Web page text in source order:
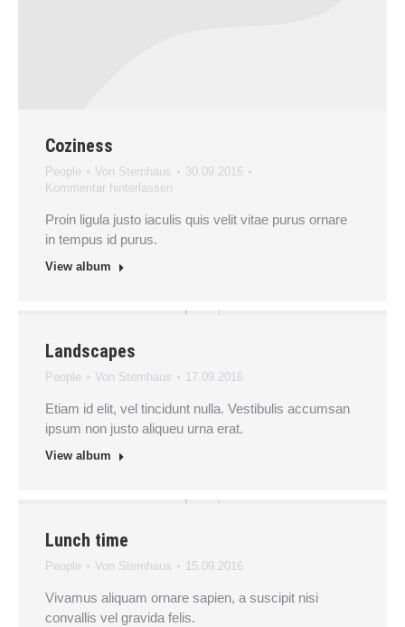
Coziness
People Von Sternhaus
30.09.2016
Kommentar hinterlassen
Proin ligula justo iaculis quis velit vitae purus ornare
in tempus id purus.
View album
Landscapes
People Von Sternhaus 17.09.2016
Etiam id elit, vel tincidunt nulla. Vestibulis accumsan
ipsum non justo aliqueu urna erat.
View album
Lunch time
People Von Sternhaus 15.09.2016
Vivamus aliquam ornare sapien, a suscipit nisi
convallis vel gravida felis.